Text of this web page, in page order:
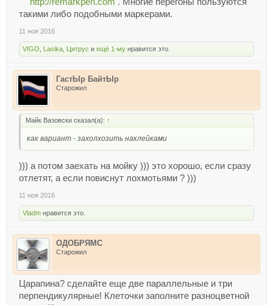
http://remarkpen.com . Многие перегоны пользуются
такими либо подобными маркерами.
11 ноя 2016
VIGO Lasika Цитрус и ещё 1-му нравится это.
ГастЫр БайтЫр
Старожил
Майк Вазовски сказал(а): ↑
как вариант - захолхозить наклейками
))) а потом заехать на мойку ))) это хорошо, если сразу
отлетят, а если повиснут лохмотьями ? )))
11 ноя 2016
Vladm нравится это.
ОДОБРЯМС
Старожил
Царапина? сделайте еще две параллельные и три
перпендикулярные! Клеточки заполните разноцветной